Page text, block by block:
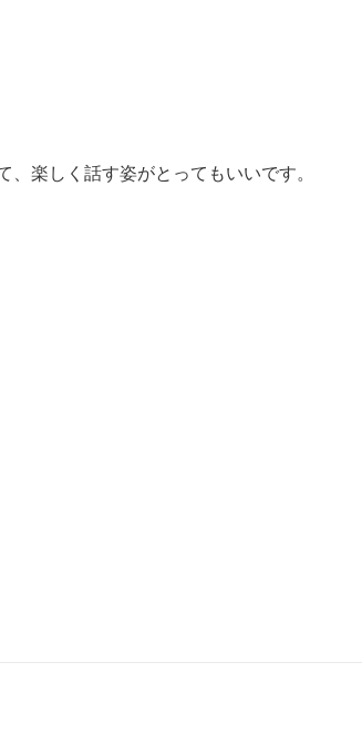
楽しく話す姿がとってもいいです。